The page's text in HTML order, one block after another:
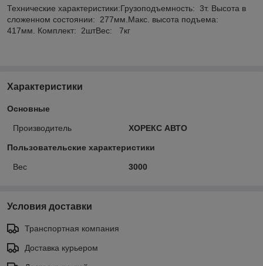
Технические характеристики:Грузоподъемность: 3т. Высота в
сложенном состоянии: 277мм.Макс. высота подъема:
417мм. Комплект: 2штВес: 7кг
Характеристики
Основные
Производитель ХОРЕКС АВТО
Пользовательские характеристики
Вес 3000
Условия доставки
Транспортная компания
Доставка курьером